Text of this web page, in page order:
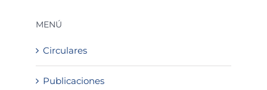
MENÚ
Circulares
Publicaciones